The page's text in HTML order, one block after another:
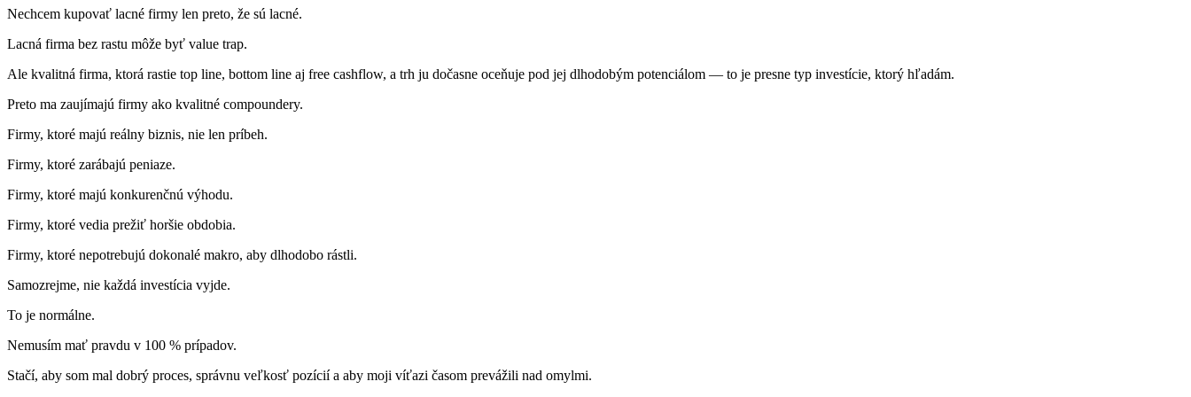
Nechcem kupovať lacné firmy len preto, že sú lacné.
Lacná firma bez rastu môže byť value trap.
Ale kvalitná firma, ktorá rastie top line, bottom line aj free cashflow, a trh ju dočasne oceňuje pod jej dlhodobým potenciálom — to je presne typ investície, ktorý hľadám.
Preto ma zaujímajú firmy ako kvalitné compoundery.
Firmy, ktoré majú reálny biznis, nie len príbeh.
Firmy, ktoré zarábajú peniaze.
Firmy, ktoré majú konkurenčnú výhodu.
Firmy, ktoré vedia prežiť horšie obdobia.
Firmy, ktoré nepotrebujú dokonalé makro, aby dlhodobo rástli.
Samozrejme, nie každá investícia vyjde.
To je normálne.
Nemusím mať pravdu v 100 % prípadov.
Stačí, aby som mal dobrý proces, správnu veľkosť pozícií a aby moji víťazi časom prevážili nad omylmi.